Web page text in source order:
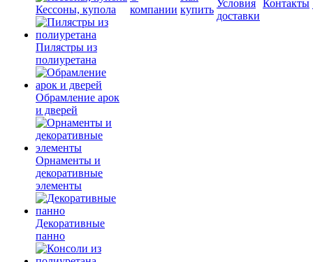
Кессоны, купола
Пилястры из
полиуретана
Обрамление арок
и дверей
Орнаменты и
декоративные
элементы
Декоративные
панно
компании купить
Условия
доставки
Контакты